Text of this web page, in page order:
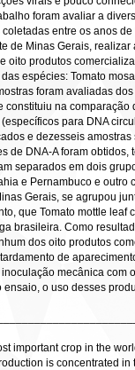
foram avaliar a
entre os anos
de Minas Gerais,
oito produtos
espécies: Tomato
foram avaliadas
constituiu na
para DNA
e dezesseis
de DNA-A foram obtidos,
separados em dois
e Pernambuco e outro
Gerais, se agrupou
que Tomato mottle
brasileira. Como
dos oito produtos
de
mecânica com
o uso desses
important crop in the
is concentrated